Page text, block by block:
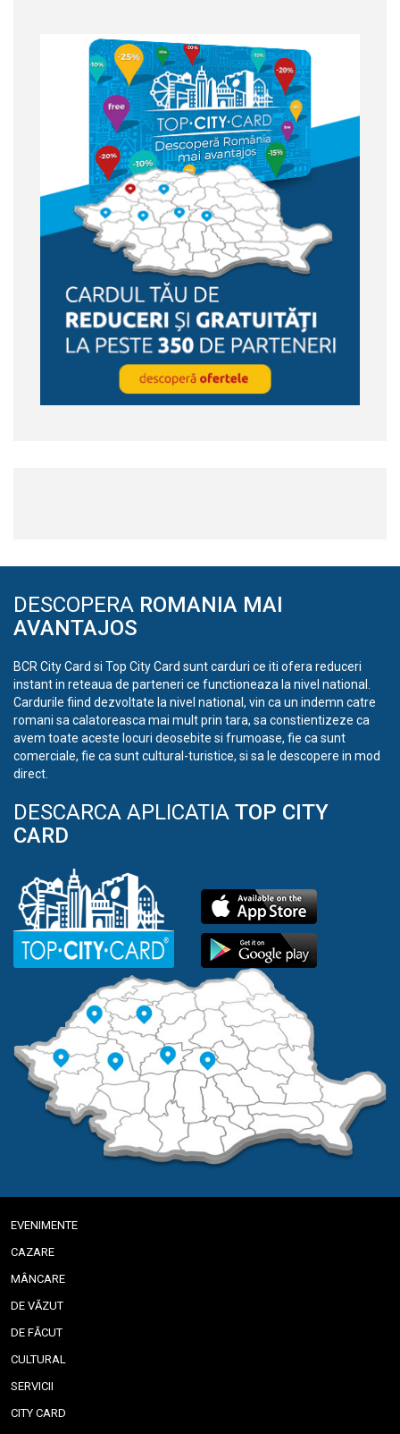
DESCOPERA ROMANIA MAI
AVANTAJOS
BCR City Card si Top City Card sunt carduri ce iti ofera reduceri
instant in reteaua de parteneri ce functioneaza la nivel national.
Cardurile fiind dezvoltate la nivel national, vin ca un indemn catre
romani sa calatoreasca mai mult prin tara, sa constientizeze ca
avem toate aceste locuri deosebite si frumoase, fie ca sunt
comerciale, fie ca sunt cultural-turistice, si sa le descopere in mod
direct.
DESCARCA APLICATIA TOP CITY
CARD
EVENIMENTE
CAZARE
MÂNCARE
DE VĂZUT
DE FĂCUT
CULTURAL
SERVICII
CITY CARD